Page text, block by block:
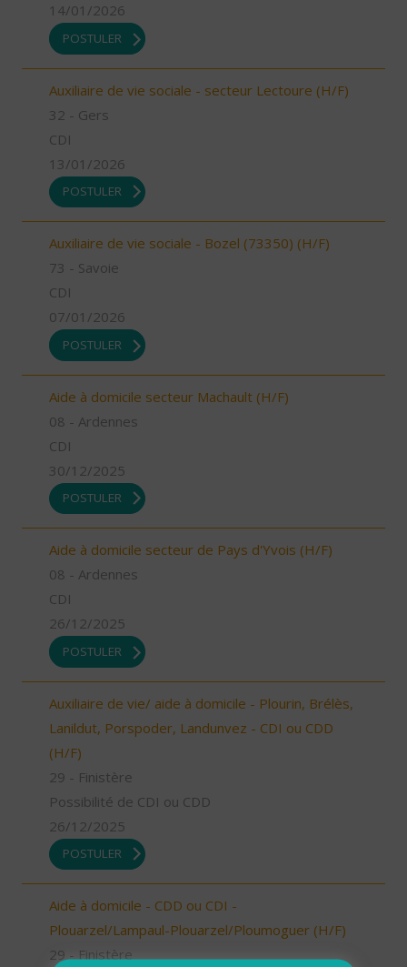
14/01/2026
POSTULER
Auxiliaire de vie sociale - secteur Lectoure (H/F)
32 - Gers
CDI
13/01/2026
POSTULER
Auxiliaire de vie sociale - Bozel (73350) (H/F)
73 - Savoie
CDI
07/01/2026
POSTULER
Aide à domicile secteur Machault (H/F)
08 - Ardennes
CDI
30/12/2025
POSTULER
Aide à domicile secteur de Pays d'Yvois (H/F)
08 - Ardennes
CDI
26/12/2025
POSTULER
Auxiliaire de vie/ aide à domicile - Plourin, Brélès,
Lanildut, Porspoder, Landunvez - CDI ou CDD
(H/F)
29 - Finistère
Possibilité de CDI ou CDD
26/12/2025
POSTULER
Aide à domicile - CDD ou CDI -
Plouarzel/Lampaul-Plouarzel/Ploumoguer (H/F)
29 - Finistère